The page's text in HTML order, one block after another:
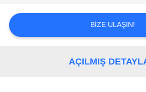
TEKLIF
ISTEĞI
BIZE ULAŞIN!
AÇILMIŞ